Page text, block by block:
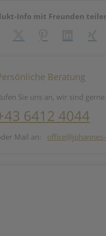
Info mit Freunden
Beratung
Sie uns an, wir sind
6412 4044
Mail an: